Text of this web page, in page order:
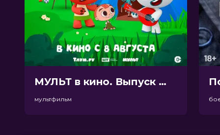
МУЛЬТ в кино. Выпуск №198. Некогда скучать (0+)
мультфильм